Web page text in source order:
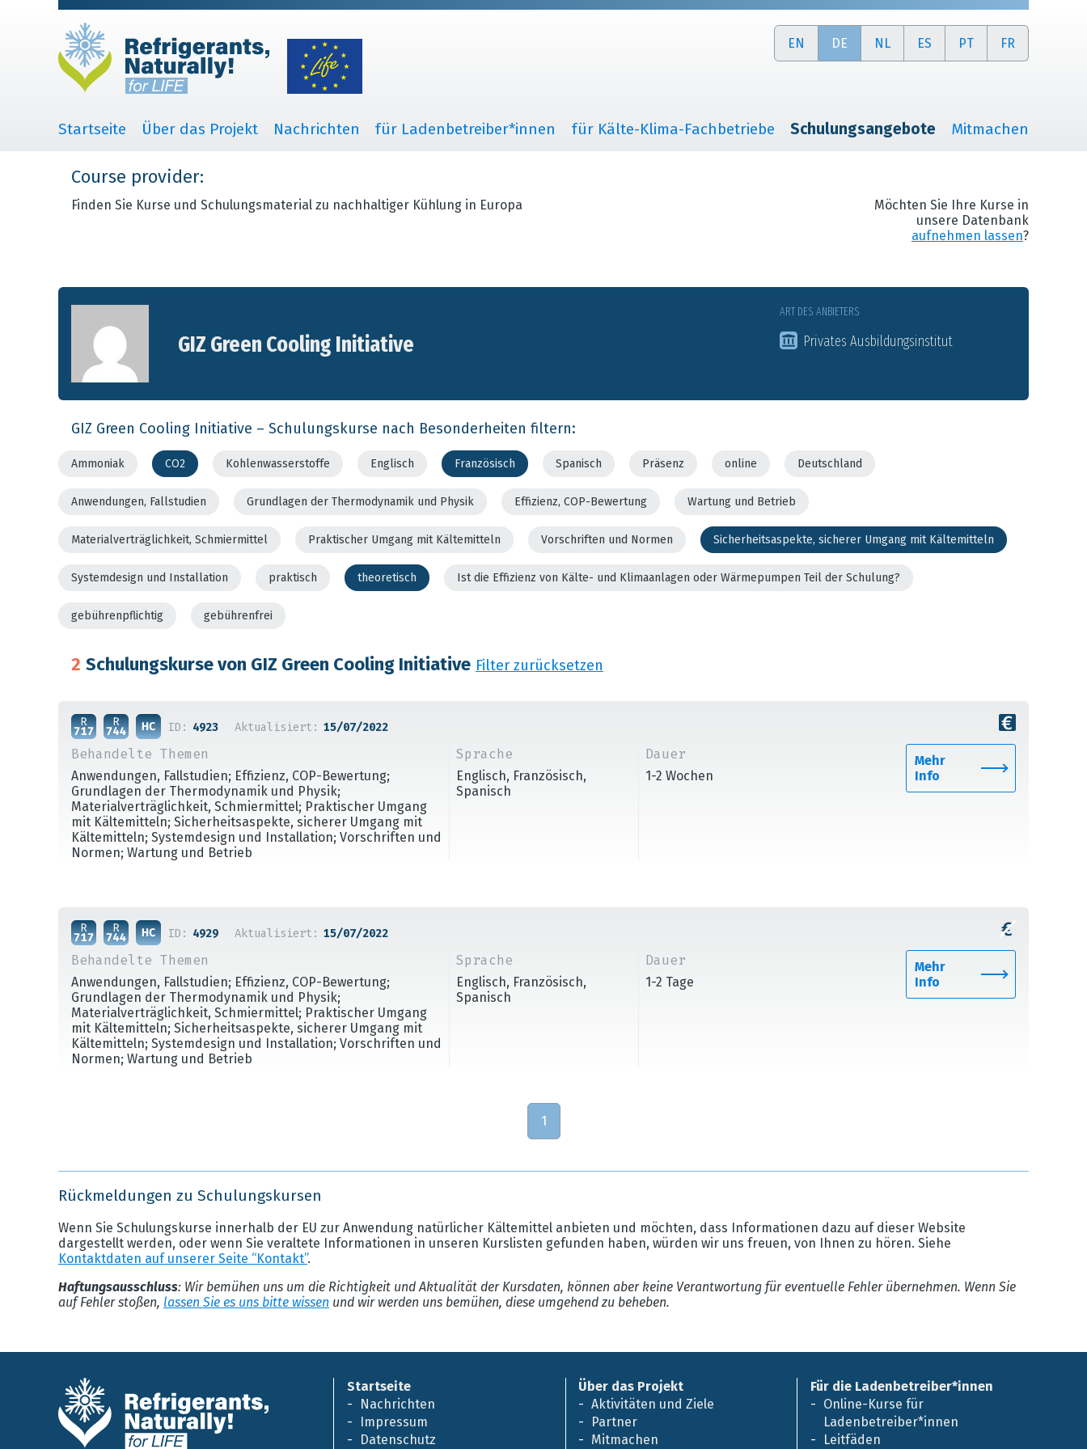
EN DE NL ES PT FR
Startseite Über das Projekt Nachrichten für Ladenbetreiber*innen für Kälte-Klima-Fachbetriebe Schulungsangebote Mitmachen
Course provider:
Finden Sie Kurse und Schulungsmaterial zu nachhaltiger Kühlung in Europa
Möchten Sie Ihre Kurse in
unsere Datenbank
aufnehmen lassen?
GIZ Green Cooling Initiative
ART DES ANBIETERS
Privates Ausbildungsinstitut
GIZ Green Cooling Initiative – Schulungskurse nach Besonderheiten filtern:
Ammoniak CO2 Kohlenwasserstoffe Englisch Französisch Spanisch Präsenz online Deutschland
Anwendungen, Fallstudien Grundlagen der Thermodynamik und Physik Effizienz, COP-Bewertung Wartung und Betrieb
Materialverträglichkeit, Schmiermittel Praktischer Umgang mit Kältemitteln Vorschriften und Normen Sicherheitsaspekte, sicherer Umgang mit Kältemitteln
Systemdesign und Installation praktisch theoretisch Ist die Effizienz von Kälte- und Klimaanlagen oder Wärmepumpen Teil der Schulung?
gebührenpflichtig gebührenfrei
2 Schulungskurse von GIZ Green Cooling Initiative Filter zurücksetzen
ID: 4923 Aktualisiert: 15/07/2022
Behandelte Themen
Anwendungen, Fallstudien; Effizienz, COP-Bewertung;
Grundlagen der Thermodynamik und Physik;
Materialverträglichkeit, Schmiermittel; Praktischer Umgang
mit Kältemitteln; Sicherheitsaspekte, sicherer Umgang mit
Kältemitteln; Systemdesign und Installation; Vorschriften und
Normen; Wartung und Betrieb
Sprache
Englisch, Französisch,
Spanisch
Dauer
1-2 Wochen
Mehr
Info
ID: 4929 Aktualisiert: 15/07/2022
Behandelte Themen
Anwendungen, Fallstudien; Effizienz, COP-Bewertung;
Grundlagen der Thermodynamik und Physik;
Materialverträglichkeit, Schmiermittel; Praktischer Umgang
mit Kältemitteln; Sicherheitsaspekte, sicherer Umgang mit
Kältemitteln; Systemdesign und Installation; Vorschriften und
Normen; Wartung und Betrieb
Sprache
Englisch, Französisch,
Spanisch
Dauer
1-2 Tage
Mehr
Info
1
Rückmeldungen zu Schulungskursen
Wenn Sie Schulungskurse innerhalb der EU zur Anwendung natürlicher Kältemittel anbieten und möchten, dass Informationen dazu auf dieser Website
dargestellt werden, oder wenn Sie veraltete Informationen in unseren Kurslisten gefunden haben, würden wir uns freuen, von Ihnen zu hören. Siehe
Kontaktdaten auf unserer Seite “Kontakt”.
Haftungsausschluss: Wir bemühen uns um die Richtigkeit und Aktualität der Kursdaten, können aber keine Verantwortung für eventuelle Fehler übernehmen. Wenn Sie
auf Fehler stoßen, lassen Sie es uns bitte wissen und wir werden uns bemühen, diese umgehend zu beheben.
Startseite
Nachrichten
Impressum
Datenschutz
Über das Projekt
Aktivitäten und Ziele
Partner
Mitmachen
Für die Ladenbetreiber*innen
Online-Kurse für
Ladenbetreiber*innen
Leitfäden